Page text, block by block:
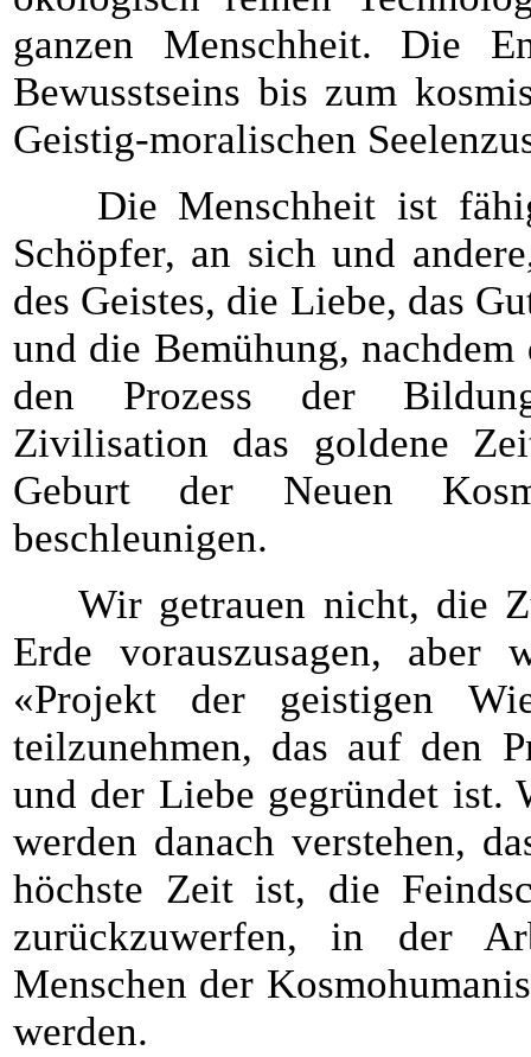
ganzen Menschheit. Die
Bewusstseins bis zum
Geistig-moralischen
Die Menschheit ist
Schöpfer, an sich und
des Geistes, die Liebe, das
und die Bemühung,
den Prozess der
Zivilisation das goldene
Geburt der Neuen
beschleunigen.
Wir getrauen nicht, die
Erde vorauszusagen,
«Projekt der geistigen
teilzunehmen, das auf den
und der Liebe gegründet ist.
werden danach verstehen,
höchste Zeit ist, die
zurückzuwerfen, in der
Menschen der
werden.